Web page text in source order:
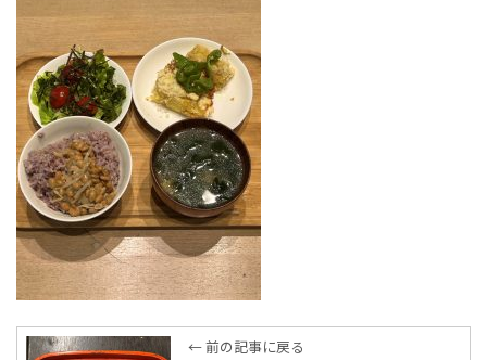
← 前の記事に戻る